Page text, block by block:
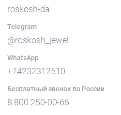
roskosh-da
Telegram
@roskosh_jewel
WhatsApp
+74232312510
Бесплатный звонок по России
8 800 250-00-66